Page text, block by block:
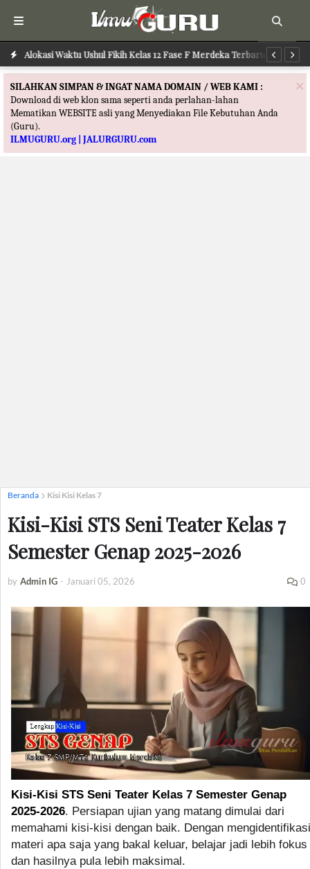
Alokasi Waktu Ushul Fikih Kelas 12 Fase F Merdeka Terbaru
Alokasi Waktu Ilmu Tafsir Kelas 12 Fase F Merdeka Terbaru
×
SILAHKAN SIMPAN & INGAT NAMA DOMAIN / WEB KAMI :
Download di web klon sama seperti anda perlahan-lahan
Mematikan WEBSITE asli yang Menyediakan File Kebutuhan Anda
(Guru).
ILMUGURU.org | JALURGURU.com
Beranda Kisi Kisi Kelas 7
Kisi-Kisi STS Seni Teater Kelas 7
Semester Genap 2025-2026
by Admin IG - Januari 05, 2026 0
Kisi-Kisi STS Seni Teater Kelas 7 Semester Genap
2025-2026. Persiapan ujian yang matang dimulai dari
memahami kisi-kisi dengan baik. Dengan mengidentifikasi
materi apa saja yang bakal keluar, belajar jadi lebih fokus
dan hasilnya pula lebih maksimal.